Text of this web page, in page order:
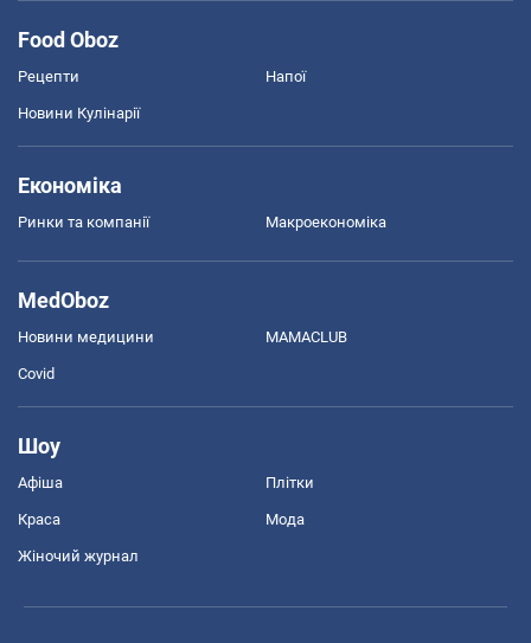
Food Oboz
Рецепти Напої
Новини Кулінарії
Економіка
Ринки та компанії Макроекономіка
MedOboz
Новини медицини MAMACLUB
Covid
Шоу
Афіша Плітки
Краса Мода
Жіночий журнал